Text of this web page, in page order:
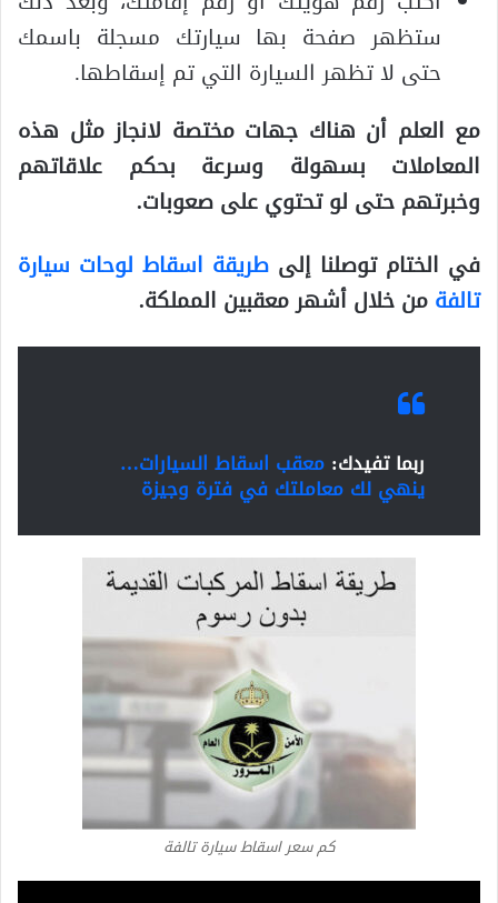
ستظهر صفحة بها سيارتك مسجلة باسمك
حتى لا تظهر السيارة التي تم إسقاطها.
مع العلم أن هناك جهات مختصة لانجاز مثل هذه
المعاملات بسهولة وسرعة بحكم علاقاتهم
وخبرتهم حتى لو تحتوي على صعوبات.
في الختام توصلنا إلى طريقة اسقاط لوحات سيارة
تالفةمن خلال أشهر معقبين المملكة.
ربما تفيدك: معقب اسقاط السيارات…
ينهي لك معاملتك في فترة وجيزة
كم سعر اسقاط سيارة تالفة